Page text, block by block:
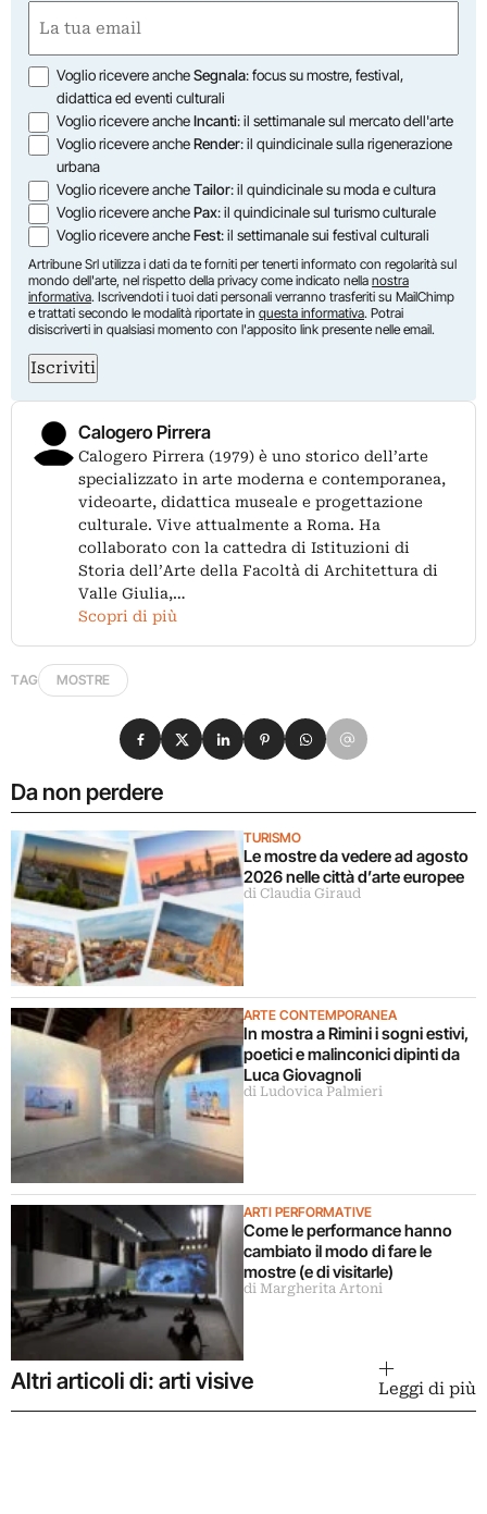
Nome
(Obbligatorio)
Opzioni
Voglio ricevere ancheSegnala: focus su mostre, festival,
didattica ed eventi culturali
Voglio ricevere ancheIncanti: il settimanale sul mercato dell'arte
Voglio ricevere ancheRender: il quindicinale sulla rigenerazione
urbana
Voglio ricevere ancheTailor: il quindicinale su moda e cultura
Voglio ricevere anchePax: il quindicinale sul turismo culturale
Voglio ricevere ancheFest: il settimanale sui festival culturali
Artribune Srl utilizza i dati da te forniti per tenerti informato con regolarità sul
mondo dell'arte, nel rispetto della privacy come indicato nella nostra
informativa. Iscrivendoti i tuoi dati personali verranno trasferiti su MailChimp
e trattati secondo le modalità riportate in questa informativa. Potrai
disiscriverti in qualsiasi momento con l'apposito link presente nelle email.
Iscriviti
Calogero Pirrera
Calogero Pirrera (1979) è uno storico dell’arte
specializzato in arte moderna e contemporanea,
videoarte, didattica museale e progettazione
culturale. Vive attualmente a Roma. Ha
collaborato con la cattedra di Istituzioni di
Storia dell’Arte della Facoltà di Architettura di
Valle Giulia,…
Scopri di più
TAG MOSTRE
Da non perdere
TURISMO
Le mostre da vedere ad agosto
2026 nelle città d’arte europee
di Claudia Giraud
ARTE CONTEMPORANEA
In mostra a Rimini i sogni estivi,
poetici e malinconici dipinti da
Luca Giovagnoli
di Ludovica Palmieri
ARTI PERFORMATIVE
Come le performance hanno
cambiato il modo di fare le
mostre (e di visitarle)
di Margherita Artoni
Condividi su Facebook
Condividi su X
Condividi su LinkedIn
Condividi su Pinterest
Condividi su WhatsApp
Condividi su Email
Altri articoli di: arti visive Leggi di più